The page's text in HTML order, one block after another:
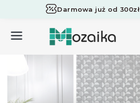
Darmowa już od 300zł
Dostawa już od 300zł